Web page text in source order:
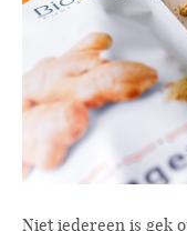
Niet iedereen is gek